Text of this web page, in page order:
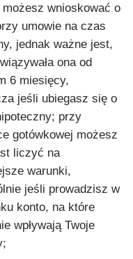
możesz wnioskować o
umowie na czas
jednak ważne jest,
ona od
6 miesięcy,
jeśli ubiegasz się o
przy
gotówkowej możesz
liczyć na
warunki,
jeśli prowadzisz w
konto, na które
wpływają Twoje